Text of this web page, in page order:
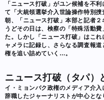
「ニュース打破」がユン候補を不
て「大統領選挙介入世論操作特別
朝、「ニュース打破」本部と記者
うどその日は、検察の「特殊活動
た。しかし「ニュース打破」はこ
ャメラに記録し、さらなる調査報
権を追い詰めていく…。
ニュース打破（タパ）
イ・ミョンバク政権のメディア介入
辞職したジャーナリストが中心と